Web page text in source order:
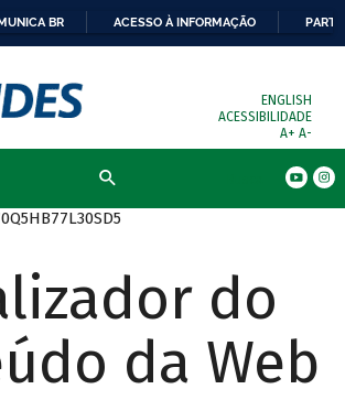
BR ACESSO À INFORMAÇÃO
ENGLISH
ACESSIBILIDADE
A+ A-
do
da Web